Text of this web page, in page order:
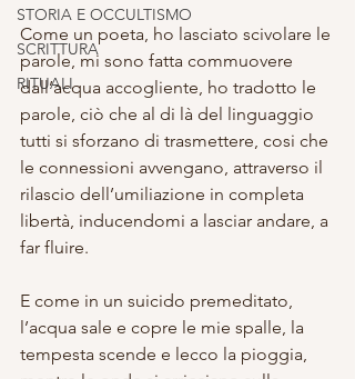
STORIA E OCCULTISMO
SCRITTURA
RITUALI
Come un poeta, ho lasciato scivolare le
parole, mi sono fatta commuovere
dall’acqua accogliente, ho tradotto le
parole, ciò che al di là del linguaggio
tutti si sforzano di trasmettere, cosi che
le connessioni avvengano, attraverso il
rilascio dell’umiliazione in completa
libertà, inducendomi a lasciar andare, a
far fluire.
E come in un suicido premeditato,
l’acqua sale e copre le mie spalle, la
tempesta scende e lecco la pioggia,